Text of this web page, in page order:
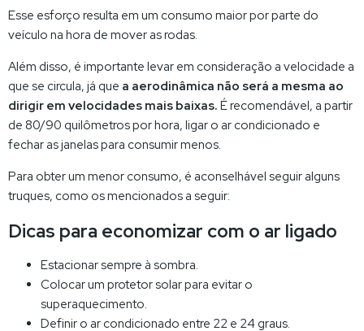
Esse esforço resulta em um consumo maior por parte do
veículo na hora de mover as rodas.
Além disso, é importante levar em consideração a velocidade a
que se circula, já que a aerodinâmica não será a mesma ao
dirigir em velocidades mais baixas. É recomendável, a partir
de 80/90 quilômetros por hora, ligar o ar condicionado e
fechar as janelas para consumir menos.
Para obter um menor consumo, é aconselhável seguir alguns
truques, como os mencionados a seguir:
Dicas para economizar com o ar ligado
Estacionar sempre à sombra.
Colocar um protetor solar para evitar o
superaquecimento.
Definir o ar condicionado entre 22 e 24 graus.